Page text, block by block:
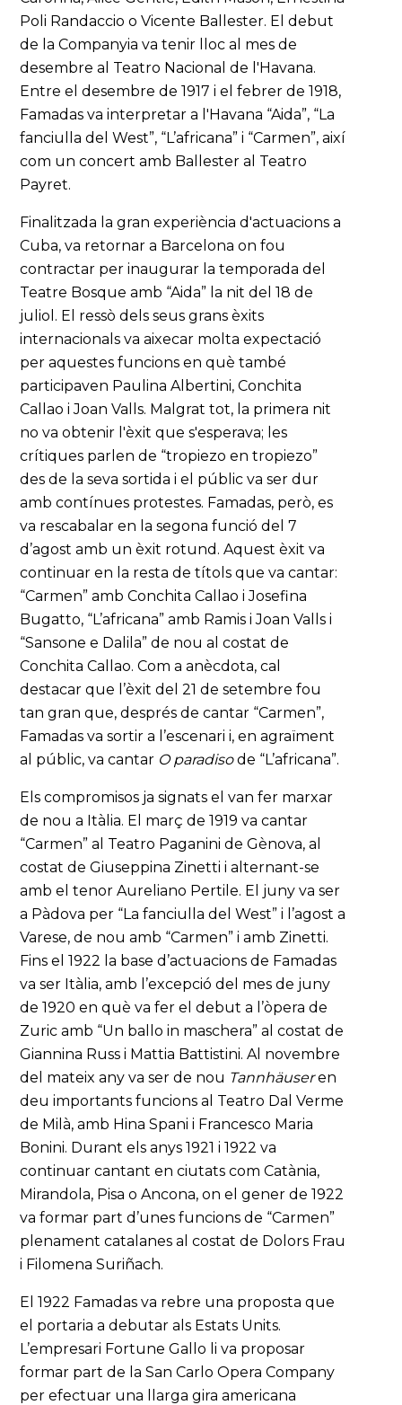
Poli Randaccio o Vicente Ballester. El debut
de la Companyia va tenir lloc al mes de
desembre al Teatro Nacional de l'Havana.
Entre el desembre de 1917 i el febrer de 1918,
Famadas va interpretar a l'Havana “Aida”, “La
fanciulla del West”, “L’africana” i “Carmen”, així
com un concert amb Ballester al Teatro
Payret.
Finalitzada la gran experiència d'actuacions a
Cuba, va retornar a Barcelona on fou
contractar per inaugurar la temporada del
Teatre Bosque amb “Aida” la nit del 18 de
juliol. El ressò dels seus grans èxits
internacionals va aixecar molta expectació
per aquestes funcions en què també
participaven Paulina Albertini, Conchita
Callao i Joan Valls. Malgrat tot, la primera nit
no va obtenir l'èxit que s'esperava; les
crítiques parlen de “tropiezo en tropiezo”
des de la seva sortida i el públic va ser dur
amb contínues protestes. Famadas, però, es
va rescabalar en la segona funció del 7
d’agost amb un èxit rotund. Aquest èxit va
continuar en la resta de títols que va cantar:
“Carmen” amb Conchita Callao i Josefina
Bugatto, “L’africana” amb Ramis i Joan Valls i
“Sansone e Dalila” de nou al costat de
Conchita Callao. Com a anècdota, cal
destacar que l’èxit del 21 de setembre fou
tan gran que, després de cantar “Carmen”,
Famadas va sortir a l’escenari i, en agraïment
al públic, va cantar O paradisode “L’africana”.
Els compromisos ja signats el van fer marxar
de nou a Itàlia. El març de 1919 va cantar
“Carmen” al Teatro Paganini de Gènova, al
costat de Giuseppina Zinetti i alternant-se
amb el tenor Aureliano Pertile. El juny va ser
a Pàdova per “La fanciulla del West” i l’agost a
Varese, de nou amb “Carmen” i amb Zinetti.
Fins el 1922 la base d’actuacions de Famadas
va ser Itàlia, amb l’excepció del mes de juny
de 1920 en què va fer el debut a l’òpera de
Zuric amb “Un ballo in maschera” al costat de
Giannina Russ i Mattia Battistini. Al novembre
del mateix any va ser de nou Tannhäuseren
deu importants funcions al Teatro Dal Verme
de Milà, amb Hina Spani i Francesco Maria
Bonini. Durant els anys 1921 i 1922 va
continuar cantant en ciutats com Catània,
Mirandola, Pisa o Ancona, on el gener de 1922
va formar part d’unes funcions de “Carmen”
plenament catalanes al costat de Dolors Frau
i Filomena Suriñach.
El 1922 Famadas va rebre una proposta que
el portaria a debutar als Estats Units.
L’empresari Fortune Gallo li va proposar
formar part de la San Carlo Opera Company
per efectuar una llarga gira americana